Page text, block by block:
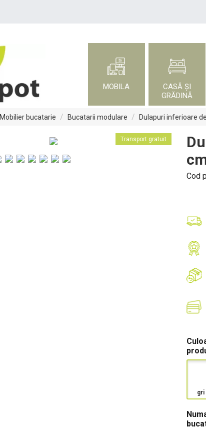
MOBILA
CASĂ ȘI
GRĂDINĂ
Mobilier bucatarie / Bucatarii modulare / Dulapuri inferioare
Transport gratuit
Cod
gri